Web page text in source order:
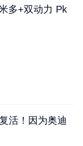
多+双动力 Pk
活！因为奥迪